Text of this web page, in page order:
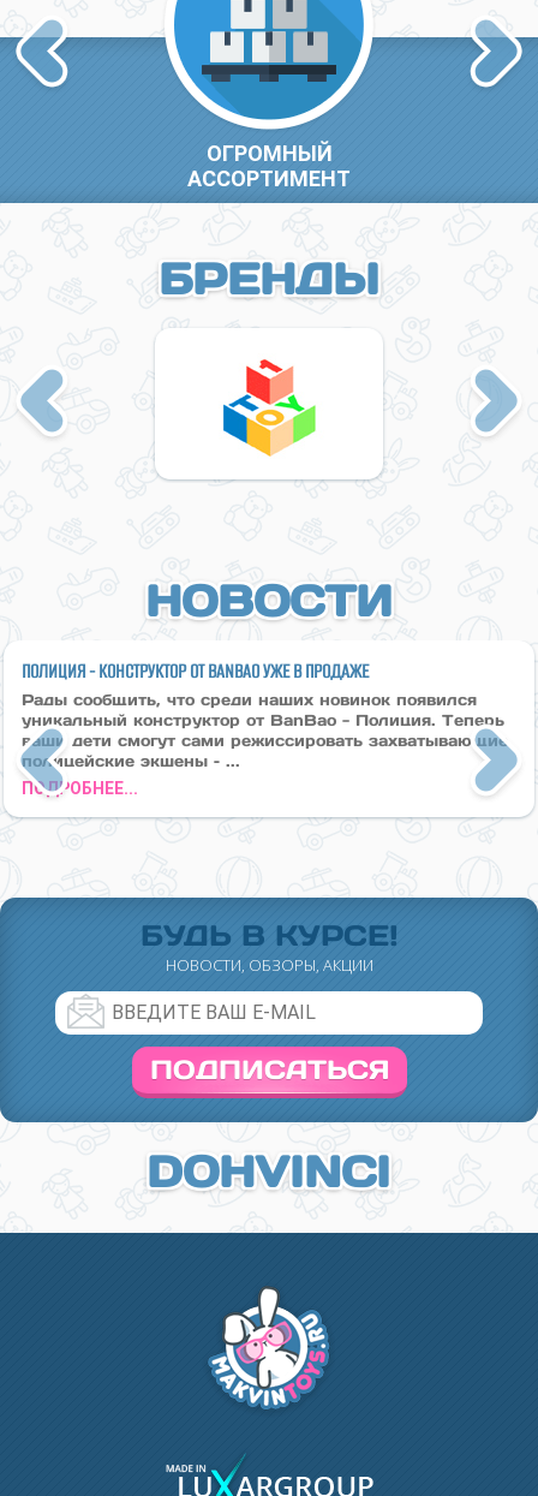
Previous
ОГРОМНЫЙ
АССОРТИМЕНТ
Next
БРЕНДЫ
Previous Next
НОВОСТИ
Previous
ПОЛИЦИЯ - КОНСТРУКТОР ОТ BANBAO УЖЕ В ПРОДАЖЕ
Рады сообщить, что среди наших новинок появился
уникальный конструктор от BanBao - Полиция. Теперь
ваши дети смогут сами режиссировать захватывающие
полицейские экшены – ...
ПОДРОБНЕЕ...
Next
БУДЬ В КУРСЕ!
НОВОСТИ, ОБЗОРЫ, АКЦИИ
ПОДПИСАТЬСЯ
DOHVINCI